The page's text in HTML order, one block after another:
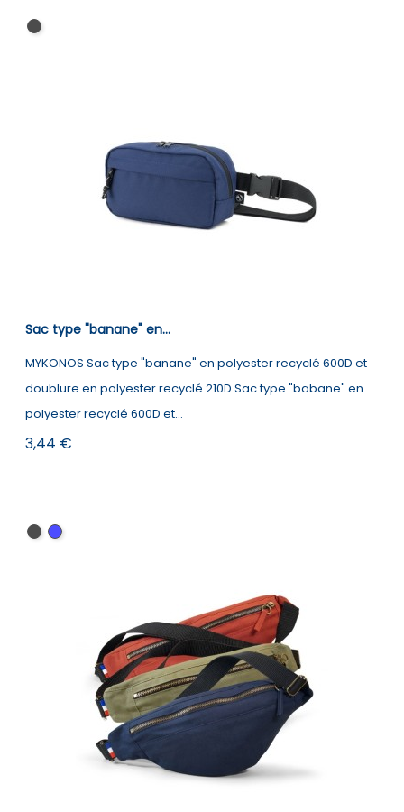
Noir
Sac type "banane" en...
MYKONOS Sac type "banane" en polyester recyclé 600D et
doublure en polyester recyclé 210D Sac type "babane" en
polyester recyclé 600D et...
Prix
3,44 €
NoirBleu